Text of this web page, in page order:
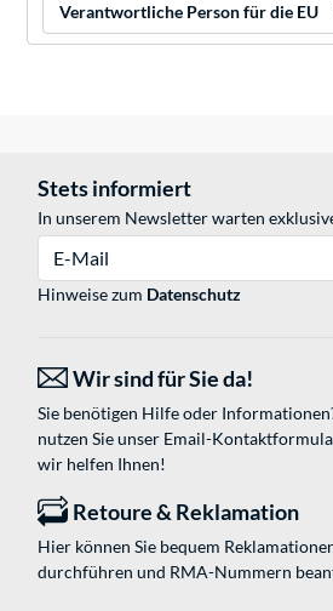
Verantwortliche Person für die EU
Stets informiert
In unserem Newsletter warten
Hinweise zum Datenschutz
Wir sind für Sie da!
Sie benötigen Hilfe oder
nutzen Sie unser Email-
wir helfen Ihnen!
Retoure & Reklamation
Hier können Sie bequem
durchführen und RMA-Nummern